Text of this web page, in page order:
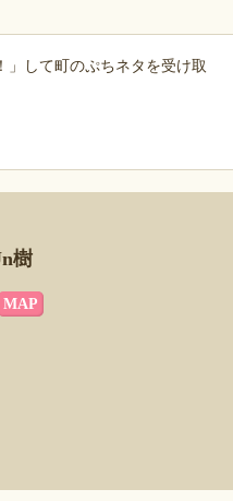
」して町のぷちネタを受け取
樹
MAP